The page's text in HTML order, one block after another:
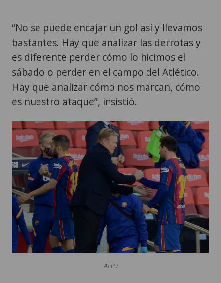
“No se puede encajar un gol así y llevamos
bastantes. Hay que analizar las derrotas y
es diferente perder cómo lo hicimos el
sábado o perder en el campo del Atlético.
Hay que analizar cómo nos marcan, cómo
es nuestro ataque”, insistió.
AFP /